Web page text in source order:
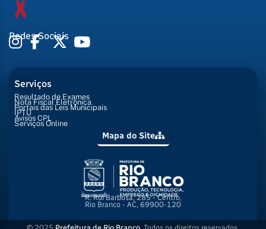
Redes Sociais
Serviços
Resultado de Exames
Nota Fiscal Eletrônica
Portais das Leis Municipais
IPTU
Avisos CPL
Serviços Online
Mapa do Site
R. Rui Barbosa, 285 - Centro,
Rio Branco - AC, 69900-120